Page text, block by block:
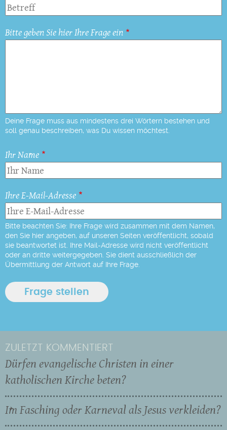
Bitte geben Sie hier Ihre Frage ein
Deine Frage muss aus mindestens drei Wörtern bestehen und
soll genau beschreiben, was Du wissen möchtest.
Ihr Name
Ihre E-Mail-Adresse
Bitte beachten Sie: Ihre Frage wird zusammen mit dem Namen,
den Sie hier angeben, auf unseren Seiten veröffentlicht, sobald
sie beantwortet ist. Ihre Mail-Adresse wird nicht veröffentlicht
oder an dritte weitergegeben. Sie dient ausschließlich der
Übermittlung der Antwort auf Ihre Frage.
ZULETZT KOMMENTIERT
Dürfen evangelische Christen in einer
katholischen Kirche beten?
Im Fasching oder Karneval als Jesus verkleiden?